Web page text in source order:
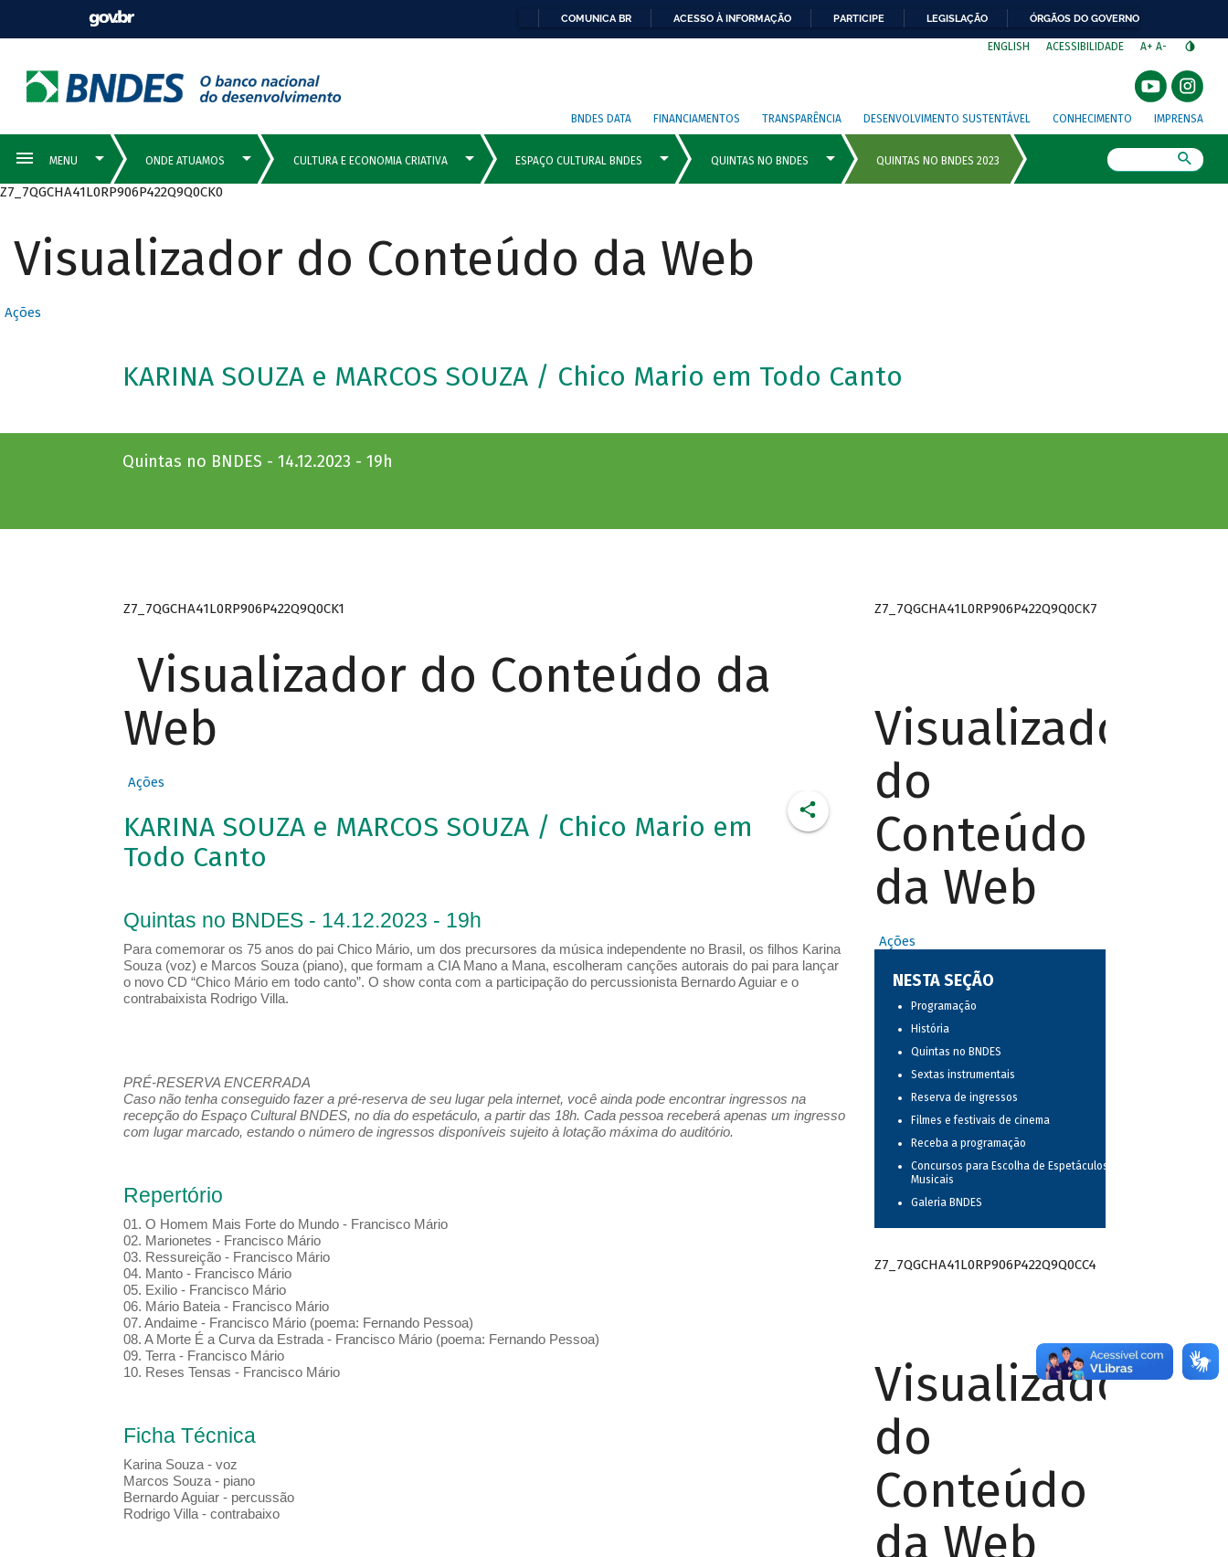
COMUNICA BR ACESSO À INFORMAÇÃO PARTICIPE LEGISLAÇÃO ÓRGÃOS DO GOVERNO
ENGLISH ACESSIBILIDADE A+ A-
BNDES DATA FINANCIAMENTOS TRANSPARÊNCIA DESENVOLVIMENTO SUSTENTÁVEL CONHECIMENTO IMPRENSA
Z7_7QGCHA41L0RP906P422Q9Q0CK0
Visualizador do Conteúdo da Web
Ações
KARINA SOUZA e MARCOS SOUZA / Chico Mario em Todo Canto
Quintas no BNDES - 14.12.2023 - 19h
Z7_7QGCHA41L0RP906P422Q9Q0CK1
Visualizador do Conteúdo da
Web
Ações
KARINA SOUZA e MARCOS SOUZA / Chico Mario em
Todo Canto
Quintas no BNDES - 14.12.2023 - 19h
Para comemorar os 75 anos do pai Chico Mário, um dos precursores da música independente no Brasil, os filhos Karina
Souza (voz) e Marcos Souza (piano), que formam a CIA Mano a Mana, escolheram canções autorais do pai para lançar
o novo CD “Chico Mário em todo canto”. O show conta com a participação do percussionista Bernardo Aguiar e o
contrabaixista Rodrigo Villa.
PRÉ-RESERVA ENCERRADA
Caso não tenha conseguido fazer a pré-reserva de seu lugar pela internet, você ainda pode encontrar ingressos na
recepção do Espaço Cultural BNDES, no dia do espetáculo, a partir das 18h. Cada pessoa receberá apenas um ingresso
com lugar marcado, estando o número de ingressos disponíveis sujeito à lotação máxima do auditório.
Repertório
01. O Homem Mais Forte do Mundo - Francisco Mário
02. Marionetes - Francisco Mário
03. Ressureição - Francisco Mário
04. Manto - Francisco Mário
05. Exilio - Francisco Mário
06. Mário Bateia - Francisco Mário
07. Andaime - Francisco Mário (poema: Fernando Pessoa)
08. A Morte É a Curva da Estrada - Francisco Mário (poema: Fernando Pessoa)
09. Terra - Francisco Mário
10. Reses Tensas - Francisco Mário
Ficha Técnica
Karina Souza - voz
Marcos Souza - piano
Bernardo Aguiar - percussão
Rodrigo Villa - contrabaixo
Z7_7QGCHA41L0RP906P422Q9Q0CK7
Visualizador
do
Conteúdo
da Web
Ações
NESTA SEÇÃO
Programação
História
Quintas no BNDES
Sextas instrumentais
Reserva de ingressos
Filmes e festivais de cinema
Receba a programação
Concursos para Escolha de Espetáculos
Musicais
Galeria BNDES
Z7_7QGCHA41L0RP906P422Q9Q0CC4
Visualizador
do
Conteúdo
da Web